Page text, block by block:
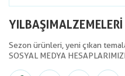
Sezon ürünleri, yeni çıkan
SOSYAL MEDYA